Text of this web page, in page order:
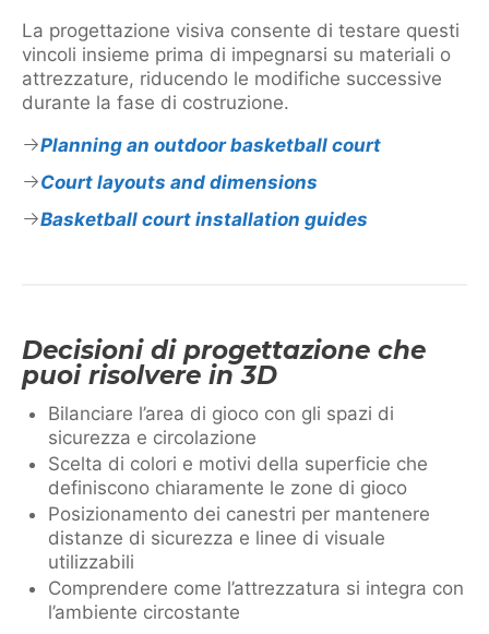
La progettazione visiva consente di testare questi
vincoli insieme prima di impegnarsi su materiali o
attrezzature, riducendo le modifiche successive
durante la fase di costruzione.
Planning an outdoor basketball court
Court layouts and dimensions
Basketball court installation guides
Decisioni di progettazione che
puoi risolvere in 3D
Bilanciare l’area di gioco con gli spazi di
sicurezza e circolazione
Scelta di colori e motivi della superficie che
definiscono chiaramente le zone di gioco
Posizionamento dei canestri per mantenere
distanze di sicurezza e linee di visuale
utilizzabili
Comprendere come l’attrezzatura si integra con
l’ambiente circostante